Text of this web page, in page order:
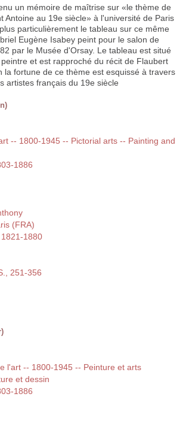
un mémoire de maîtrise sur «le thème de
Antoine au 19e siècle» à l'université de Paris
particulièrement le tableau sur ce même
Eugène Isabey peint pour le salon de
par le Musée d'Orsay. Le tableau est situé
et est rapproché du récit de Flaubert
la fortune de ce thème est esquissé à travers
artistes français du 19e siècle
-- 1800-1945 -- Pictorial arts -- Painting and
1886
(FRA)
1880
251-356
l'art -- 1800-1945 -- Peinture et arts
et dessin
1886